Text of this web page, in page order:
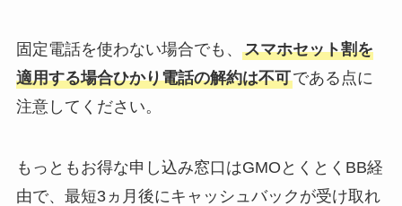
固定電話を使わない場合でも、 スマホセット割を
適用する場合ひかり電話の解約は不可である点に
注意してください。
もっともお得な申し込み窓口はGMOとくとくBB経
由で、最短3ヵ月後にキャッシュバックが受け取れ